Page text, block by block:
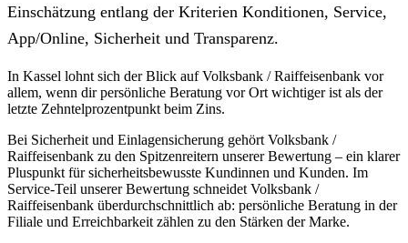
Einschätzung entlang der Kriterien Konditionen, Service,
App/Online, Sicherheit und Transparenz.
In Kassel lohnt sich der Blick auf Volksbank / Raiffeisenbank vor
allem, wenn dir persönliche Beratung vor Ort wichtiger ist als der
letzte Zehntelprozentpunkt beim Zins.
Bei Sicherheit und Einlagensicherung gehört Volksbank /
Raiffeisenbank zu den Spitzenreitern unserer Bewertung – ein klarer
Pluspunkt für sicherheitsbewusste Kundinnen und Kunden. Im
Service-Teil unserer Bewertung schneidet Volksbank /
Raiffeisenbank überdurchschnittlich ab: persönliche Beratung in der
Filiale und Erreichbarkeit zählen zu den Stärken der Marke.